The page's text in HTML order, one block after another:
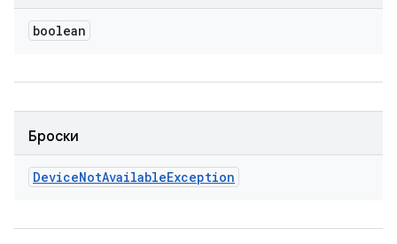
boolean
Броски
DeviceNotAvailableException